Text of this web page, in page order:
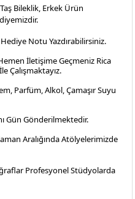
Bileklik, Erkek Ürün
Notu Yazdırabilirsiniz.
İletişime Geçmeniz Rica
Çalışmaktayız.
Parfüm, Alkol, Çamaşır Suyu
Gün Gönderilmektedir.
Aralığında Atölyelerimizde
ProfesyonelStüdyolarda